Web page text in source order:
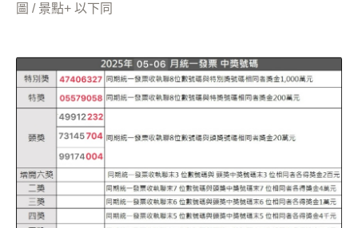
圖 / 景點+ 以下同